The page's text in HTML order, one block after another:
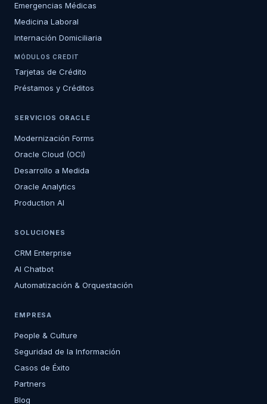
Emergencias Médicas
Medicina Laboral
Internación Domiciliaria
MÓDULOS CREDIT
Tarjetas de Crédito
Préstamos y Créditos
SERVICIOS ORACLE
Modernización Forms
Oracle Cloud (OCI)
Desarrollo a Medida
Oracle Analytics
Production AI
SOLUCIONES
CRM Enterprise
AI Chatbot
Automatización & Orquestación
EMPRESA
People & Culture
Seguridad de la Información
Casos de Éxito
Partners
Blog